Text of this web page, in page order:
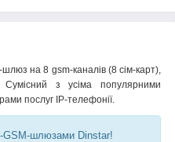
на 8 gsm-каналів (8 сім-карт),
з усіма популярними
послуг IP-телефонії.
GSM-шлюзами Dinstar!